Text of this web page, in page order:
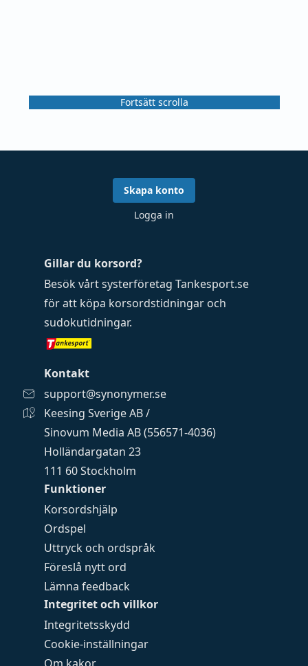
Fortsätt scrolla
Funktioner
Korsordshjälp
Ordspel
Uttryck och ordspråk
Föreslå nytt ord
Lämna feedback
Integritet och villkor
Integritetsskydd
Cookie-inställningar
Gillar du korsord?
Besök vårt systerföretag Tankesport.se
för att köpa korsordstidningar och
sudokutidningar.
Kontakt
support@synonymer.se
Keesing Sverige AB /
Sinovum Media AB (556571-4036)
Holländargatan 23
111 60 Stockholm
Skapa konto
Logga in